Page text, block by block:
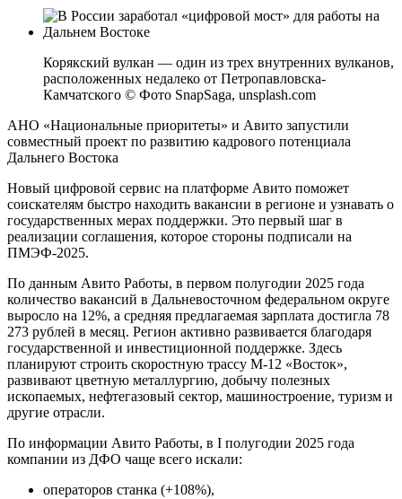
Корякский вулкан — один из трех внутренних вулканов,
расположенных недалеко от Петропавловска-
Камчатского © Фото SnapSaga, unsplash.com
АНО «Национальные приоритеты» и Авито запустили
совместный проект по развитию кадрового потенциала
Дальнего Востока
Новый цифровой сервис на платформе Авито поможет
соискателям быстро находить вакансии в регионе и узнавать о
государственных мерах поддержки. Это первый шаг в
реализации соглашения, которое стороны подписали на
ПМЭФ-2025.
По данным Авито Работы, в первом полугодии 2025 года
количество вакансий в Дальневосточном федеральном округе
выросло на 12%, а средняя предлагаемая зарплата достигла 78
273 рублей в месяц. Регион активно развивается благодаря
государственной и инвестиционной поддержке. Здесь
планируют строить скоростную трассу М-12 «Восток»,
развивают цветную металлургию, добычу полезных
ископаемых, нефтегазовый сектор, машиностроение, туризм и
другие отрасли.
По информации Авито Работы, в I полугодии 2025 года
компании из ДФО чаще всего искали:
операторов станка (+108%),